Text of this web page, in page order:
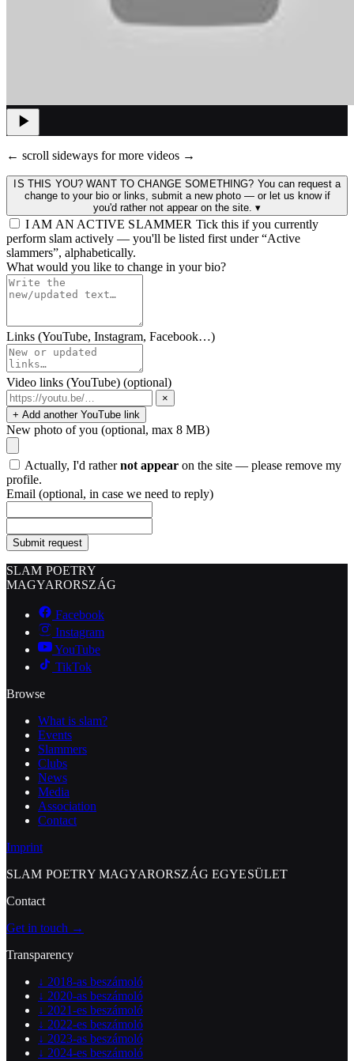
← scroll sideways for more videos →
IS THIS YOU? WANT TO CHANGE SOMETHING? You can request a
change to your bio or links, submit a new photo — or let us know if
you'd rather not appear on the site. ▾
I AM AN ACTIVE SLAMMER Tick this if you currently
perform slam actively — you'll be listed first under “Active
slammers”, alphabetically.
What would you like to change in your bio?
Links (YouTube, Instagram, Facebook…)
Video links (YouTube) (optional)
×
+ Add another YouTube link
New photo of you (optional, max 8 MB)
Actually, I'd rathernot appear on the site — please remove my
profile.
Email (optional, in case we need to reply)
Submit request
SLAM POETRY
MAGYARORSZÁG
Facebook
Instagram
YouTube
TikTok
Browse
What is slam?
Events
Slammers
Clubs
News
Media
Association
Contact
Imprint
SLAM POETRY MAGYARORSZÁG EGYESÜLET
Contact
Get in touch →
Transparency
↓ 2018-as beszámoló
↓ 2020-as beszámoló
↓ 2021-es beszámoló
↓ 2022-es beszámoló
↓ 2023-as beszámoló
↓ 2024-es beszámoló